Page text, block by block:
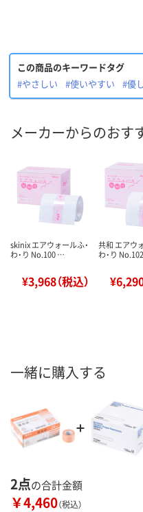
この商品のキーワードタグ
#やさしい
#使いやすい #優
メーカーからのおす
skinix エアウォールふ・
わ・り No.100 …
¥3,968（税込）
共和 エアウ
わ・り
¥6,290
一緒に購入する
2点の合計金額
￥4,460（税込）